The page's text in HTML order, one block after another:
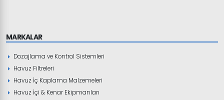
MARKALAR
Dozajlama ve Kontrol Sistemleri
Havuz Filtreleri
Havuz İç Kaplama Malzemeleri
Havuz İçi & Kenar Ekipmanları